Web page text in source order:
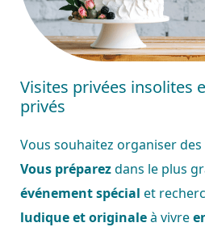
Visites privées insolites
privés
Vous souhaitez organiser
Vous préparezdans le plus
événement spécial et
ludique et originaleà vivre